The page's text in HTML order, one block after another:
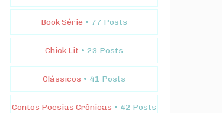
Book Série • 77 Posts
Chick Lit • 23 Posts
Clássicos • 41 Posts
Contos Poesias Crônicas • 42 Posts